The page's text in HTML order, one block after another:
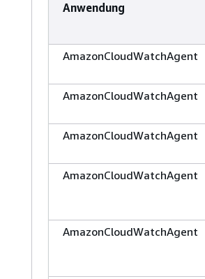
Anwendung
AmazonCloudWatchAgent
AmazonCloudWatchAgent
AmazonCloudWatchAgent
AmazonCloudWatchAgent
AmazonCloudWatchAgent